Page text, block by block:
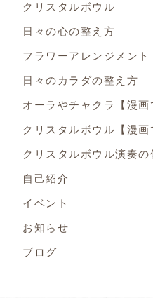
クリスタルボウル
日々の心の整え方
フラワーアレンジメント
日々のカラダの整え方
オーラやチャクラ【漫画
クリスタルボウル【漫画
クリスタルボウル演奏の
自己紹介
イベント
お知らせ
ブログ